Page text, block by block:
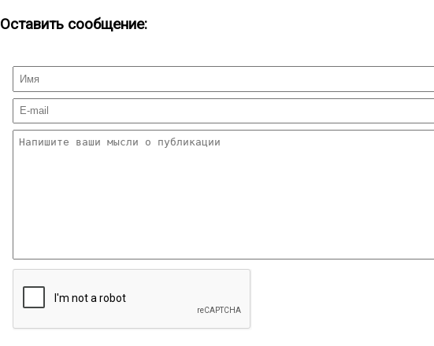
Оставить сообщение: